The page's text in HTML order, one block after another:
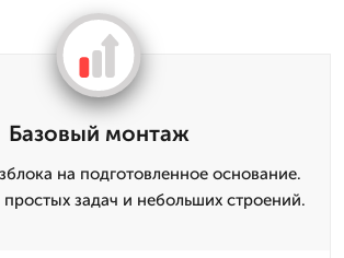
Базовый монтаж
на подготовленное основание.
задач и небольших строений.